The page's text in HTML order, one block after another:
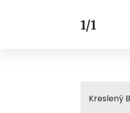
1/1
Kreslený